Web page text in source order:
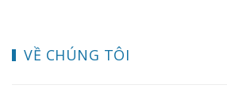
VỀ CHÚNG TÔI